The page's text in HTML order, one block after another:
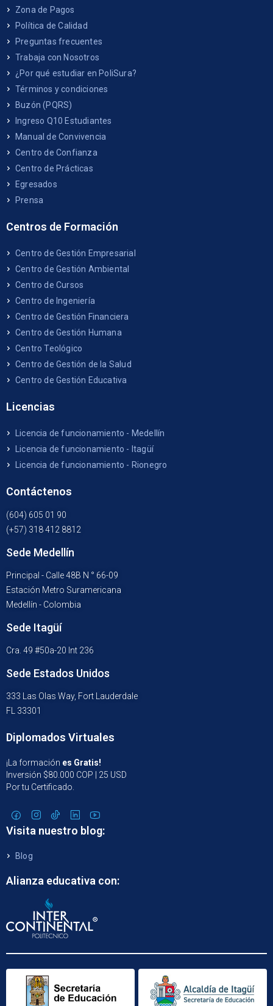
Zona de Pagos
Política de Calidad
Preguntas frecuentes
Trabaja con Nosotros
¿Por qué estudiar en PoliSura?
Términos y condiciones
Buzón (PQRS)
Ingreso Q10 Estudiantes
Manual de Convivencia
Centro de Confianza
Centro de Prácticas
Egresados
Prensa
Centros de Formación
Centro de Gestión Empresarial
Centro de Gestión Ambiental
Centro de Cursos
Centro de Ingeniería
Centro de Gestión Financiera
Centro de Gestión Humana
Centro Teológico
Centro de Gestión de la Salud
Centro de Gestión Educativa
Licencias
Licencia de funcionamiento - Medellín
Licencia de funcionamiento - Itagüí
Licencia de funcionamiento - Rionegro
Contáctenos
(604) 605 01 90
(+57) 318 412 8812
Sede Medellín
Principal - Calle 48B N ° 66-09
Estación Metro Suramericana
Medellín - Colombia
Sede Itagüí
Cra. 49 #50a-20 Int 236
Sede Estados Unidos
333 Las Olas Way, Fort Lauderdale
FL 33301
Diplomados Virtuales
¡La formación es Gratis!
Inversión $80.000 COP | 25 USD
Por tu Certificado.
Visita nuestro blog:
Blog
Alianza educativa con: